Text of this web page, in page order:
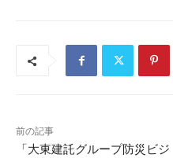
前の記事
「大東建託グループ防災ビジ